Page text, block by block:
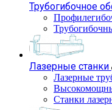
Трубогибочное
Лазерные станки
Лазерные
Станки